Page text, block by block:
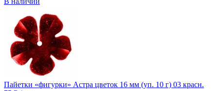
Пайетки «фигурки» Астра цветок 16 мм (уп. 10 г) 03 красн.